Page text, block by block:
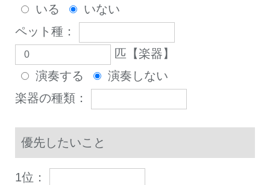
いる
いない
ペット種：
匹【楽器】
演奏する
演奏しない
楽器の種類：
優先したいこと
1位：